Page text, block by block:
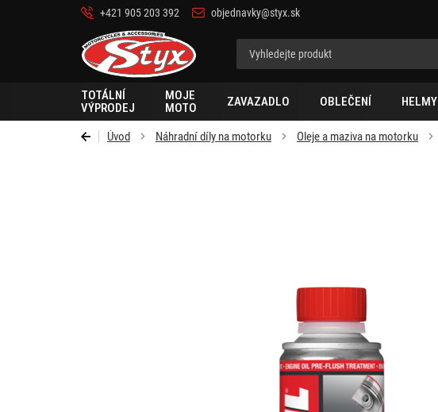
+421 905 203 392 objednavky@styx.sk
Styx-
cz
TOTÁLNÍ
VÝPRODEJ
MOJE
MOTO
ZAVAZADLO OBLEČENÍ HELMY
Úvod Náhradní díly na motorku Oleje a maziva na motorku